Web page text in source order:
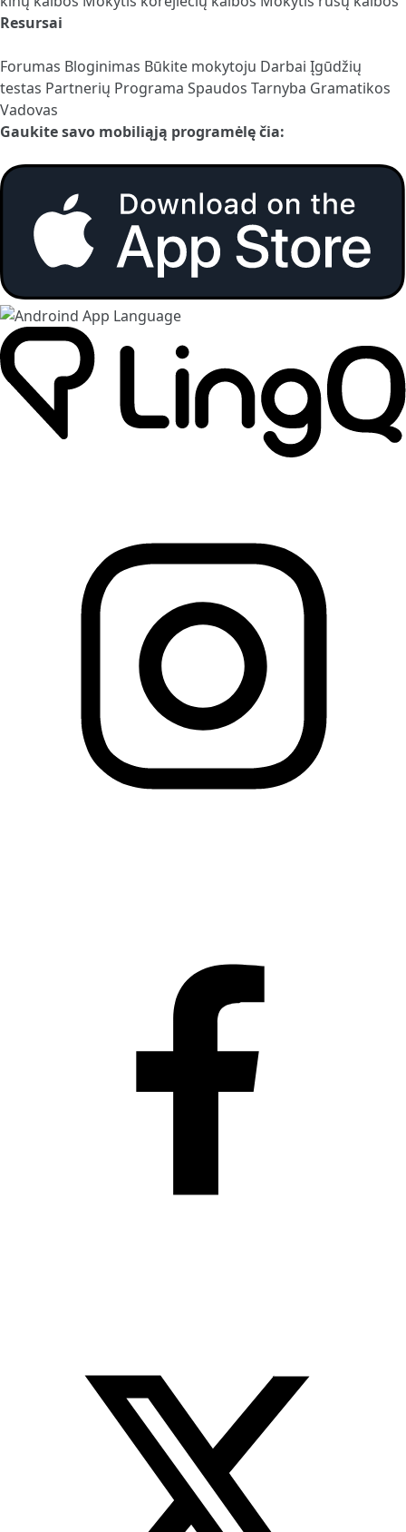
Resursai
Forumas Bloginimas Būkite mokytoju Darbai Įgūdžių
testas Partnerių Programa Spaudos Tarnyba Gramatikos
Vadovas
Gaukite savo mobiliąją programėlę čia: